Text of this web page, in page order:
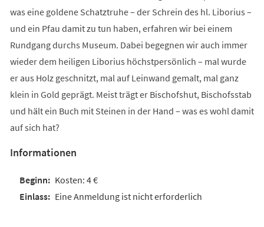
was eine goldene Schatztruhe – der Schrein des hl. Liborius –
und ein Pfau damit zu tun haben, erfahren wir bei einem
Rundgang durchs Museum. Dabei begegnen wir auch immer
wieder dem heiligen Liborius höchstpersönlich – mal wurde
er aus Holz geschnitzt, mal auf Leinwand gemalt, mal ganz
klein in Gold geprägt. Meist trägt er Bischofshut, Bischofsstab
und hält ein Buch mit Steinen in der Hand – was es wohl damit
auf sich hat?
Informationen
Kosten: 4 €
Eine Anmeldung ist nicht erforderlich